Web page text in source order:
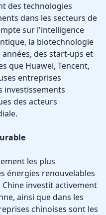
des technologies
dans les secteurs de
sur l'intelligence
la biotechnologie
des start-ups et
que Huawei, Tencent,
entreprises
investissements
des acteurs
les plus
énergies renouvelables
investit activement
ainsi que dans les
chinoises sont les